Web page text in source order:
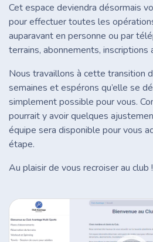
Cet espace deviendra désormais
pour effectuer toutes les
auparavant en personne ou par
terrains, abonnements, inscriptions
Nous travaillons à cette transition
semaines et espérons qu’elle se
simplement possible pour vous.
pourrait y avoir quelques
équipe sera disponible pour vous
étape.
Au plaisir de vous recroiser au club !